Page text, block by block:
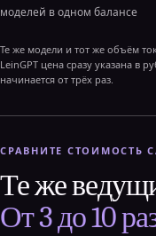
моделей в одном балансе
Те же модели и тот же объём
LeinGPT цена сразу указана в
начинается от трёх раз.
СРАВНИТЕ СТОИМОСТЬ
Те же
От 3 до 10